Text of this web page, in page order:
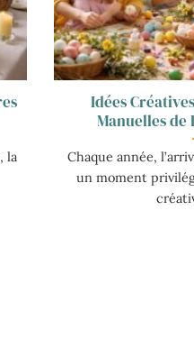
la
Idées
Manuelles de
Chaque année,
un moment